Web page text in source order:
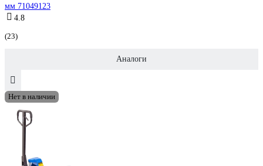
мм 71049123
4.8
(23)
Аналоги
Нет в наличии